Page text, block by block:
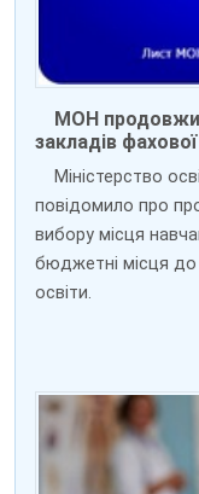
МОН
закладів
Міністерство
повідомило про
вибору місця
бюджетні місця до
освіти.